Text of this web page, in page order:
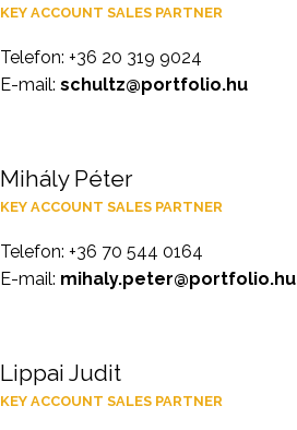
KEY ACCOUNT SALES PARTNER
Telefon: +36 20 319 9024
E-mail: schultz@portfolio.hu
Mihály Péter
KEY ACCOUNT SALES PARTNER
Telefon: +36 70 544 0164
E-mail: mihaly.peter@portfolio.hu
Lippai Judit
KEY ACCOUNT SALES PARTNER